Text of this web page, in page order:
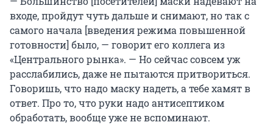
входе, пройдут чуть дальше и снимают, но так с
самого начала [введения режима повышенной
готовности] было, — говорит его коллега из
«Центрального рынка». — Но сейчас совсем уж
расслабились, даже не пытаются притвориться.
Говоришь, что надо маску надеть, а тебе хамят в
ответ. Про то, что руки надо антисептиком
обработать, вообще уже не вспоминают.